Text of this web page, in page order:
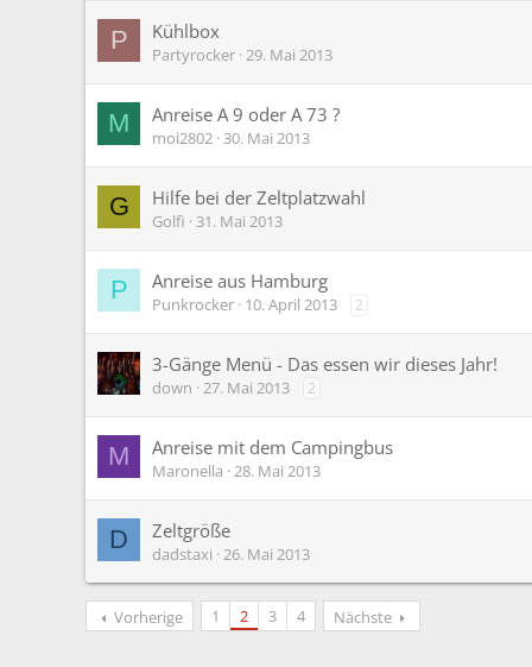
P Kühlbox
Partyrocker 29. Mai 2013
M Anreise A 9 oder A 73 ?
moi2802 30. Mai 2013
G Hilfe bei der Zeltplatzwahl
Golfi 31. Mai 2013
P Anreise aus Hamburg
Punkrocker 10. April 2013 2
3-Gänge Menü - Das essen wir dieses Jahr!
down 27. Mai 2013 2
M Anreise mit dem Campingbus
Maronella 28. Mai 2013
D Zeltgröße
dadstaxi 26. Mai 2013
Vorherige 1 2 3 4 Nächste